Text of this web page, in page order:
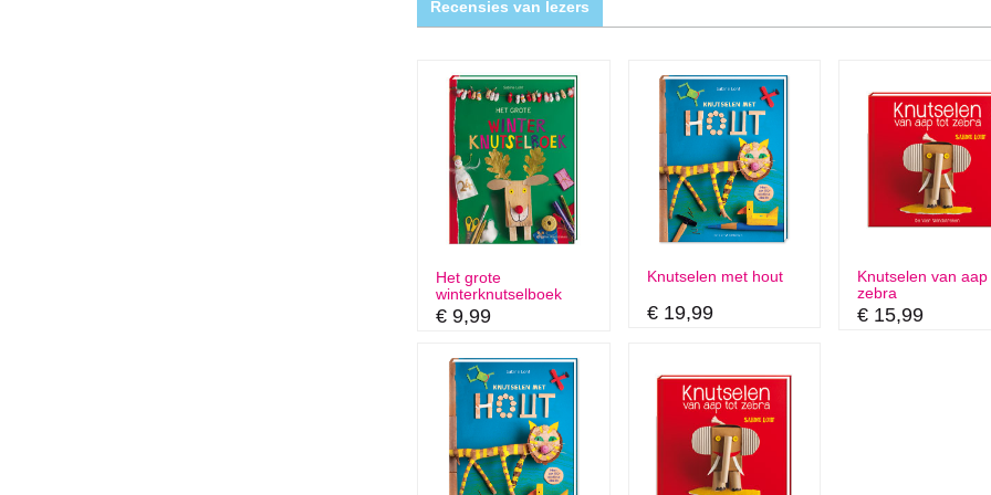
Recensies van lezers
Het grote
winterknutselboek
€ 9,99
Knutselen met hout
€ 19,99
Knutselen van
zebra
€ 15,99